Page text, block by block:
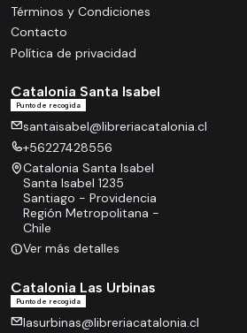
Términos y Condiciones
Contacto
Política de privacidad
Catalonia Santa Isabel
Punto de recogida
santaisabel@libreriacatalonia.cl
+56227428556
Catalonia Santa Isabel
Santa Isabel 1235
Santiago - Providencia
Región Metropolitana -
Chile
Ver más detalles
Catalonia Las Urbinas
Punto de recogida
lasurbinas@libreriacatalonia.cl